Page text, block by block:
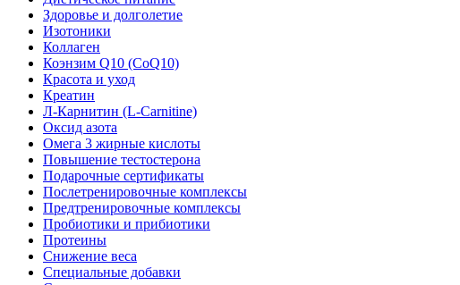
Здоровье и долголетие
Изотоники
Коллаген
Коэнзим Q10 (CoQ10)
Красота и уход
Креатин
Л-Карнитин (L-Сarnitine)
Оксид азота
Омега 3 жирные кислоты
Повышение тестостерона
Подарочные сертификаты
Послетренировочные комплексы
Предтренировочные комплексы
Пробиотики и прибиотики
Протеины
Снижение веса
Специальные добавки